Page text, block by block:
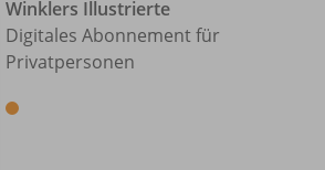
Winklers Illustrierte
Digitales Abonnement für
Privatpersonen